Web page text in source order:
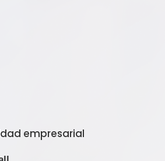
empresarial